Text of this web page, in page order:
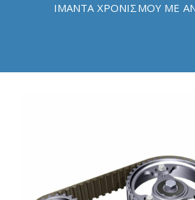
ΙΜΑΝΤΑ ΧΡΟΝΙΣΜΟΥ ΜΕ